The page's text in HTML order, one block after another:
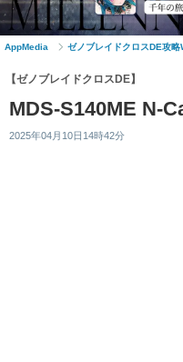
AppMedia ゼノブレイドクロスDE攻略
【ゼノブレイドクロスDE】
MDS-S140ME N-
2025年04月10日14時42分